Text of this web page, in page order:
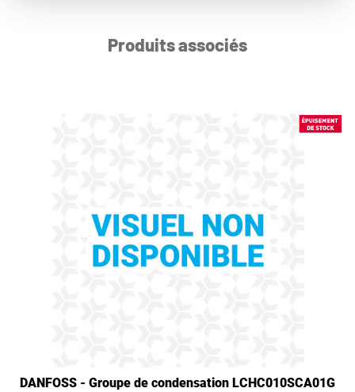
Produits associés
DANFOSS - Groupe de condensation LCHC010SCA01G